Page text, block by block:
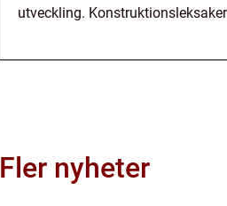
utveckling.
Fler nyheter